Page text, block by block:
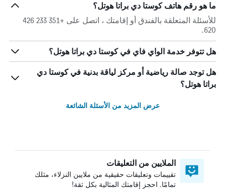
ما هو رقم هاتف كوستا دي براتا هوتل؟
للأسئلة المتعلقة بالفندق أو إقامتك ، اتصل على +351 233 426
620.
هل تتوفر خدمة الواي فاي في كوستا دي براتا هوتل؟
هل توجد صالة رياضية أو مركز لياقة بدنية في كوستا دي
براتا هوتل؟
عرض المزيد من الأسئلة الشائعة
الملايين من التعليقات
تقييمات وتعليقات حقيقية من ملايين النزلاء، مثلك
تمامًا. احجز إقامتك المثالية بكل ثقة!